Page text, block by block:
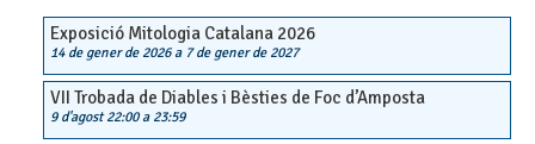
Exposició Mitologia Catalana 2026
14 de gener de 2026a 7 de gener de 2027
VII Trobada de Diables i Bèsties de Foc d’Amposta
9 d'agost 22:00a 23:59